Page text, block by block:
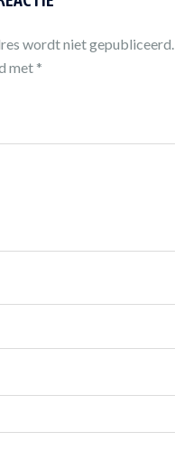
wordt niet gepubliceerd.
met *